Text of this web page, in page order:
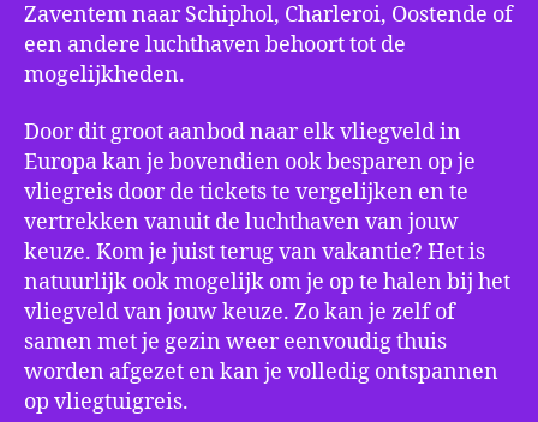
Zaventem naar Schiphol, Charleroi, Oostende of
een andere luchthaven behoort tot de
mogelijkheden.
Door dit groot aanbod naar elk vliegveld in
Europa kan je bovendien ook besparen op je
vliegreis door de tickets te vergelijken en te
vertrekken vanuit de luchthaven van jouw
keuze. Kom je juist terug van vakantie? Het is
natuurlijk ook mogelijk om je op te halen bij het
vliegveld van jouw keuze. Zo kan je zelf of
samen met je gezin weer eenvoudig thuis
worden afgezet en kan je volledig ontspannen
op vliegtuigreis.